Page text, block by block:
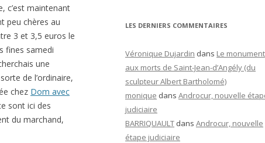
c’est maintenant
peu chères au
3 et 3,5 euros le
fines samedi
une
de l’ordinaire,
chez Dom avec
sont ici des
du marchand,
LES DERNIERS COMMENTAIRES
Véronique Dujardin dans Le monument
aux morts de Saint-Jean-d’Angély (du
sculpteur Albert Bartholomé)
monique dans Androcur, nouvelle
judiciaire
BARRIQUAULT dans Androcur, nouvelle
étape judiciaire